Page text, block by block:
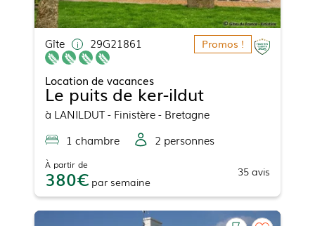
Gîte 29G21861 Promos !
Location de vacances
Le puits de ker-ildut
à LANILDUT- Finistère - Bretagne
1 chambre 2 personnes
À partir de
380 par semaine
35 avis